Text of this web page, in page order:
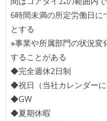
デイリーでスタンドア
に準じるチーム内の打
イテレーションの最後
かえりミーティングを
タスク見積もりの単位
く相対ポイントを用い
形で行っている
継続的なデプロイ（デ
6時間未満の所定労働日
とする
※事業や所属部門の状況変
することがある
◆完全週休2日制
◆祝日（当社カレンダーに
◆GW
◆夏期休暇